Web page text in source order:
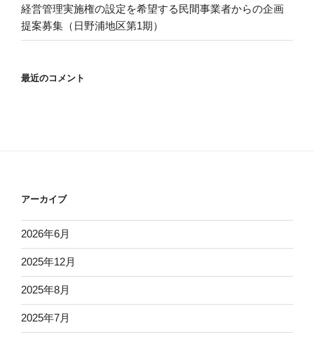
経営管理実施権の設定を希望する民間事業者からの企画
提案募集（日野浦地区第1期）
最近のコメント
アーカイブ
2026年6月
2025年12月
2025年8月
2025年7月